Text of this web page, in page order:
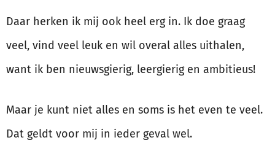
Daar herken ik mij ook heel erg in. Ik doe graag
veel, vind veel leuk en wil overal alles uithalen,
want ik ben nieuwsgierig, leergierig en ambitieus!
Maar je kunt niet alles en soms is het even te veel.
Dat geldt voor mij in ieder geval wel.